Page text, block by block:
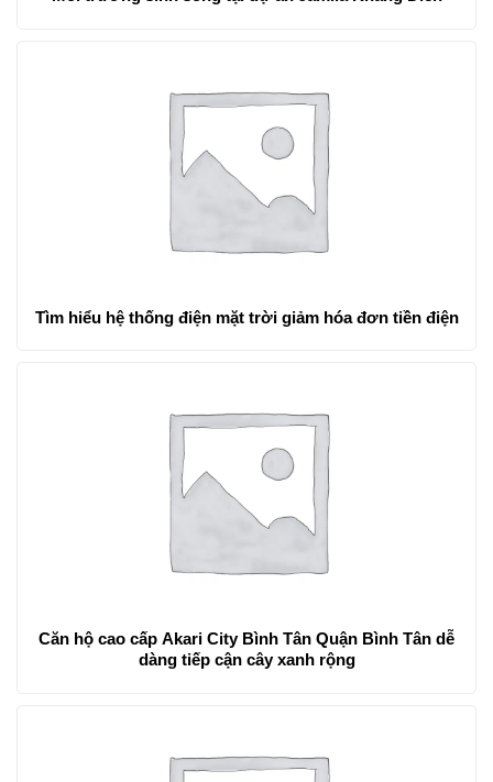
Tìm hiểu hệ thống điện mặt trời giảm hóa đơn tiền điện
Căn hộ cao cấp Akari City Bình Tân Quận Bình Tân dễ
dàng tiếp cận cây xanh rộng